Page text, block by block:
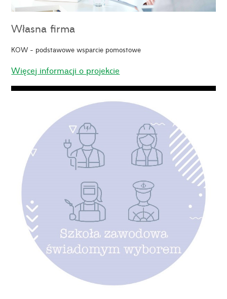
Własna firma
KOW - podstawowe wsparcie pomostowe
Więcej informacji o projekcie